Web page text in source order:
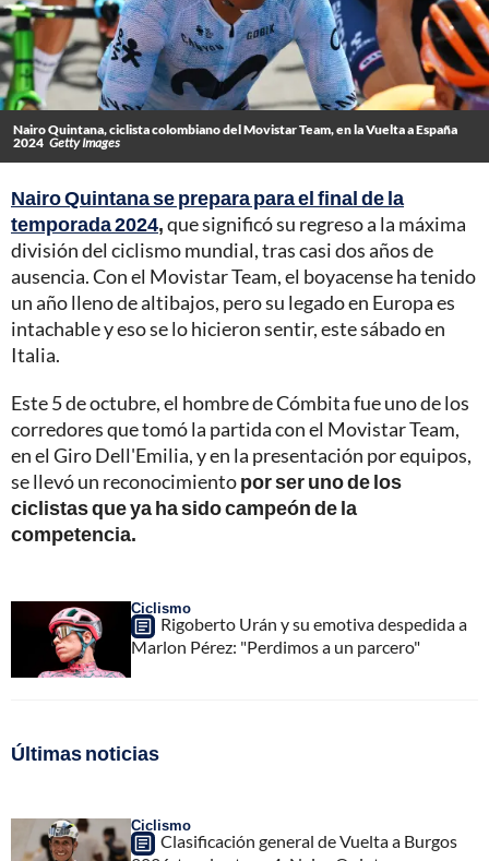
Nairo Quintana, ciclista colombiano del Movistar Team, en la Vuelta a España
2024 Getty Images
Nairo Quintana se prepara para el final de la
temporada 2024,que significó su regreso a la máxima
división del ciclismo mundial, tras casi dos años de
ausencia. Con el Movistar Team, el boyacense ha tenido
un año lleno de altibajos, pero su legado en Europa es
intachable y eso se lo hicieron sentir, este sábado en
Italia.
Este 5 de octubre, el hombre de Cómbita fue uno de los
corredores que tomó la partida con el Movistar Team,
en el Giro Dell'Emilia, y en la presentación por equipos,
se llevó un reconocimientopor ser uno de los
ciclistas que ya ha sido campeón de la
competencia.
Ciclismo
Rigoberto Urán y su emotiva despedida a
Marlon Pérez: "Perdimos a un parcero"
Últimas noticias
Ciclismo
Clasificación general de Vuelta a Burgos